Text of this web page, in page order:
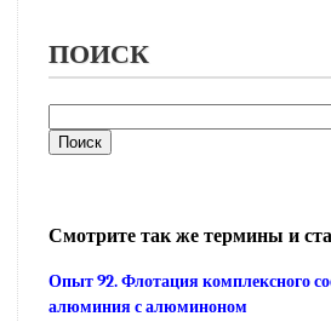
ПОИСК
Смотрите так же термины и
Опыт 92. Флотация комплексного
алюминия с алюминоном